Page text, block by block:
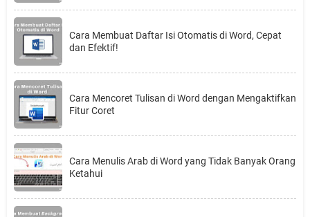
Cara Membuat Daftar Isi Otomatis di Word, Cepat
dan Efektif!
Cara Mencoret Tulisan di Word dengan Mengaktifkan
Fitur Coret
Cara Menulis Arab di Word yang Tidak Banyak Orang
Ketahui